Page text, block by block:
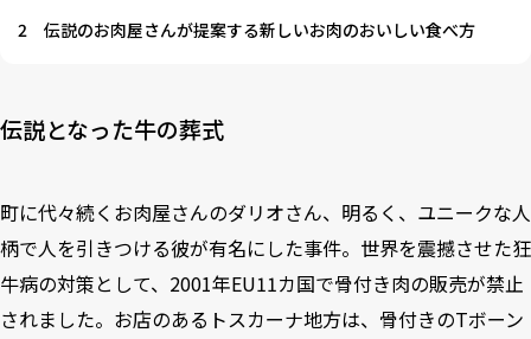
2
伝説のお肉屋さんが提案する新しいお肉のおいしい食べ方
伝説となった牛の葬式
町に代々続くお肉屋さんのダリオさん、明るく、ユニークな人
柄で人を引きつける彼が有名にした事件。世界を震撼させた狂
牛病の対策として、2001年EU11カ国で骨付き肉の販売が禁止
されました。お店のあるトスカーナ地方は、骨付きのTボーン